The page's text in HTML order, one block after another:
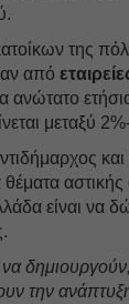
της
από
ανώτατο
μεταξύ
αστικής
είναι να
την